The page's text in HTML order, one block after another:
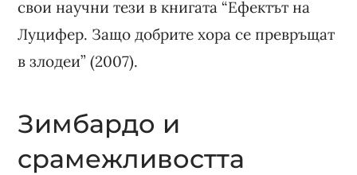
свои научни тези в книгата “Ефектът на
Луцифер. Защо добрите хора се превръщат
в злодеи” (2007).
Зимбардо и
срамежливостта